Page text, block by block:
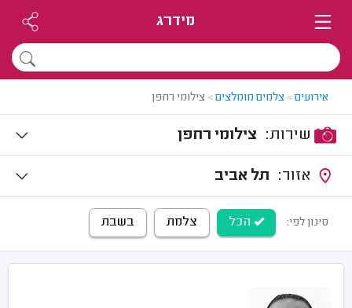
מידרג
אירועים> צלמים מומלצים> צילומי רחפן
צילומי רחפן
תל אביב
סינון לפי: הכל צלמת בשבת